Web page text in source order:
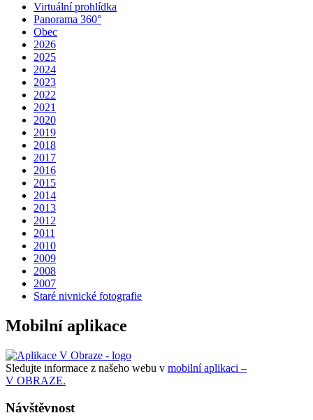
Virtuální prohlídka
Panorama 360°
Obec
2026
2025
2024
2023
2022
2021
2020
2019
2018
2017
2016
2015
2014
2013
2012
2011
2010
2009
2008
2007
Staré nivnické fotografie
Mobilní aplikace
Sledujte informace z našeho webu v mobilní aplikaci –
V OBRAZE.
Návštěvnost